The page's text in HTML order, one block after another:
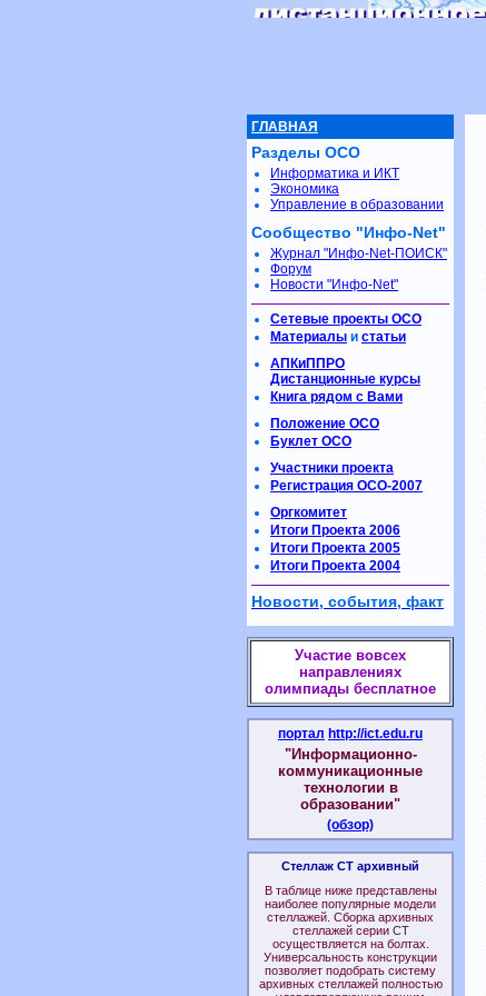
ГЛАВНАЯ
Разделы ОСО
Информатика и ИКТ
Экономика
Управление в образовании
Сообщество "Инфо-Net"
Журнал "Инфо-Net-ПОИСК"
Форум
Новости "Инфо-Net"
Сетевые проекты ОСО
Материалы и статьи
АПКиППРО
Дистанционные курсы
Книга рядом с Вами
Положение ОСО
Буклет ОСО
Участники проекта
Регистрация ОСО-2007
Оргкомитет
Итоги Проекта 2006
Итоги Проекта 2005
Итоги Проекта 2004
Новости, события, факт
Участие вовсех
направлениях
олимпиады бесплатное
портал http://ict.edu.ru
"Информационно-
коммуникационные
технологии в
образовании"
(обзор)
Стеллаж СТ архивный
В таблице ниже представлены
наиболее популярные модели
стеллажей. Сборка архивных
стеллажей серии СТ
осуществляется на болтах.
Универсальность конструкции
позволяет подобрать систему
архивных стеллажей полностью